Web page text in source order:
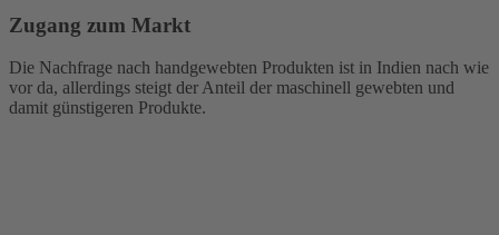
Zugang zum Markt
Die Nachfrage nach handgewebten Produkten ist in Indien nach wie
vor da, allerdings steigt der Anteil der maschinell gewebten und
damit günstigeren Produkte.